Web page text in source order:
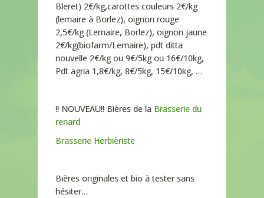
Bleret) 2€/kg,carottes couleurs 2€/kg
(lemaire à Borlez), oignon rouge
2,5€/kg (Lemaire, Borlez), oignon jaune
2€/kg(biofarm/Lemaire), pdt ditta
nouvelle 2€/kg ou 9€/5kg ou 16€/10kg,
Pdt agria 1,8€/kg, 8€/5kg, 15€/10kg, …
!! NOUVEAU!! Bières de la Brasserie du
renard
Brasserie Herbièriste
Bières originales et bio à tester sans
hésiter…